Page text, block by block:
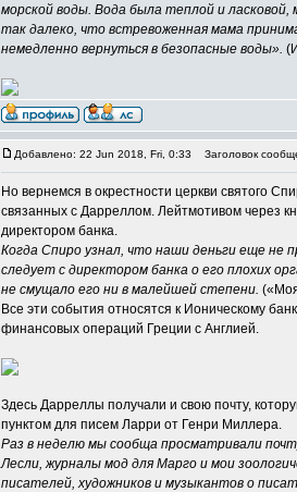
морской воды. Вода была теплой и ласковой,
так далеко, что встревоженная мама
немедленно вернуться в безопасные воды».
Добавлено: 22 Jun 2018, Fri, 0:33 Заголовок
Но вернемся в окрестности церкви святого
связанных с Дарреллом. Лейтмотивом через
директором банка.
Когда Спиро узнал, что наши деньги еще не
следует с директором банка о его плохих
не смущало его ни в малейшей степени.
Все эти события относятся к Ионическому
финансовых операций Греции с Англией.
Здесь Дарреллы получали и свою почту,
пунктом для писем Ларри от Генри Миллера.
Раз в неделю мы сообща просматривали
Лесли, журналы мод для Марго и мои
писателей, художников и музыкантов о